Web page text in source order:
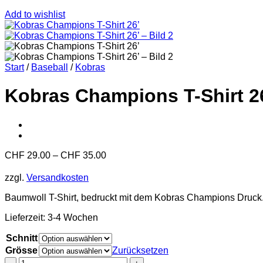
Add to wishlist
Start / Baseball / Kobras
Kobras Champions T-Shirt
CHF 29.00 – CHF 35.00
zzgl. Versandkosten
Baumwoll T-Shirt, bedruckt mit dem Kobras Champions
Lieferzeit: 3-4 Wochen
Schnitt
Grösse
Zurücksetzen